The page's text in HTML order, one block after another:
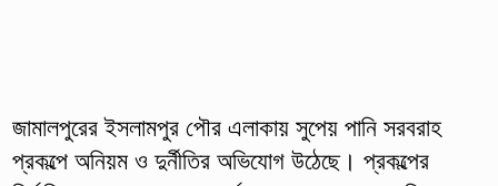
জামালপুরের ইসলামপুর পৌর এলাকায় সুপেয় পানি সরবরাহ
প্রকল্পে অনিয়ম ও দুর্নীতির অভিযোগ উঠেছে। প্রকল্পের